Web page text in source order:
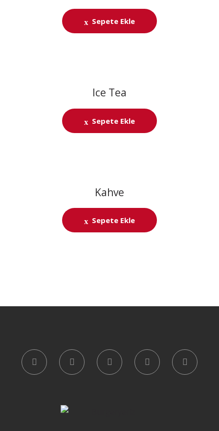
Sepete Ekle
Ice Tea
Sepete Ekle
Kahve
Sepete Ekle